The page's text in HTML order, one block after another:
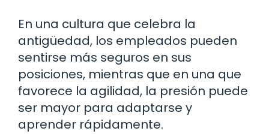
En una cultura que celebra la
antigüedad, los empleados pueden
sentirse más seguros en sus
posiciones, mientras que en una que
favorece la agilidad, la presión puede
ser mayor para adaptarse y
aprender rápidamente.